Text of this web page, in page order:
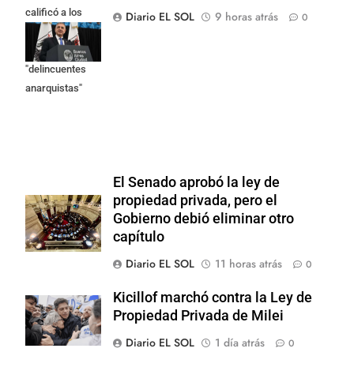
calificó a los
responsables
como
"delincuentes
anarquistas"
Diario EL SOL
9 horas atrás 0
El Senado aprobó la ley de
propiedad privada, pero el
Gobierno debió eliminar otro
capítulo
Diario EL SOL
11 horas atrás 0
Kicillof marchó contra la Ley de
Propiedad Privada de Milei
Diario EL SOL
1 día atrás 0